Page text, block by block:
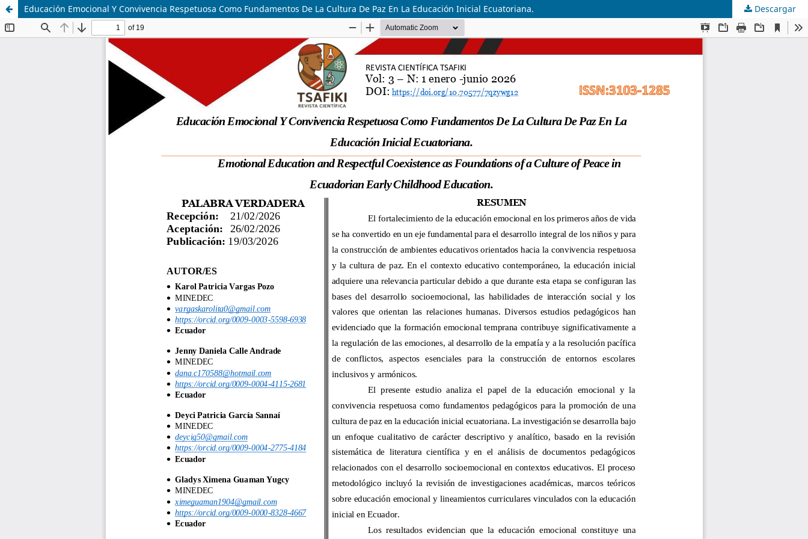
Educación Emocional Y Convivencia Respetuosa Como Fundamentos De La Cultura De Paz En La Educación Inicial Ecuatoriana. Descargar